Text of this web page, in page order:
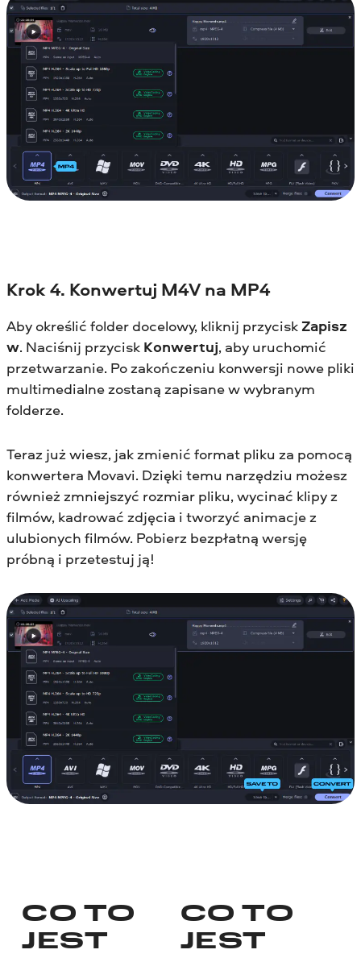
Krok 4. Konwertuj M4V na MP4
Aby określić folder docelowy, kliknij przycisk Zapisz
w. Naciśnij przycisk Konwertuj, aby uruchomić
przetwarzanie. Po zakończeniu konwersji nowe pliki
multimedialne zostaną zapisane w wybranym
folderze.
Teraz już wiesz, jak zmienić format pliku za pomocą
konwertera Movavi. Dzięki temu narzędziu możesz
również zmniejszyć rozmiar pliku, wycinać klipy z
filmów, kadrować zdjęcia i tworzyć animacje z
ulubionych filmów. Pobierz bezpłatną wersję
próbną i przetestuj ją!
CO TO
JEST
CO TO
JEST